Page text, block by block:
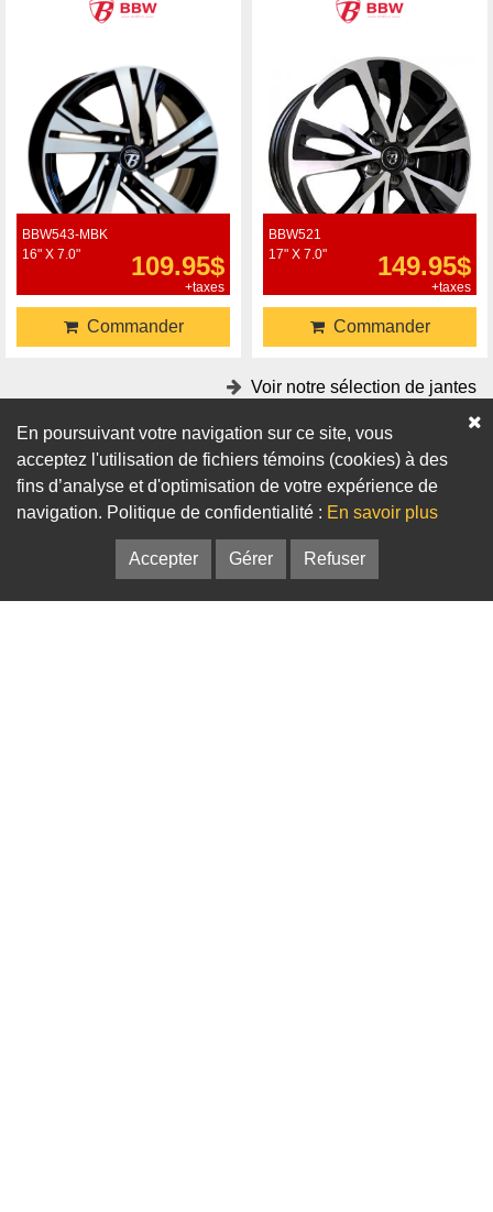
BBW543-MBK
16" X 7.0"
109.95$
+taxes
Commander
BBW521
17" X 7.0"
149.95$
+taxes
Commander
Voir notre sélection de jantes
Accessoires
Adaptateurs Bagues de centrage
En poursuivant votre navigation sur ce site, vous
acceptez l'utilisation de fichiers témoins (cookies) à des
fins d’analyse et d'optimisation de votre expérience de
navigation. Politique de confidentialité : En savoir plus
Accepter Gérer Refuser